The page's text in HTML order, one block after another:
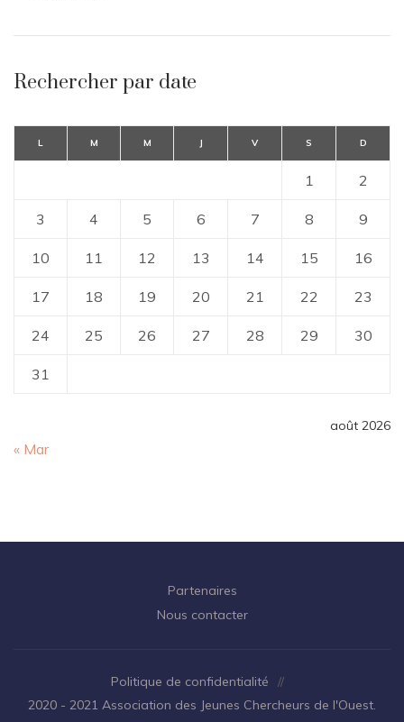
Rechercher par date
août 2026
L M M J V S D
1 2
3 4 5 6 7 8 9
10 11 12 13 14 15 16
17 18 19 20 21 22 23
24 25 26 27 28 29 30
31
« Mar
Partenaires
Nous contacter
Politique de confidentialité
//
2020 - 2021 Association des Jeunes Chercheurs de l'Ouest.